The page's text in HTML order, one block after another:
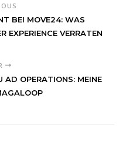
BEI MOVE24: WAS
EXPERIENCE VERRATEN
AD OPERATIONS: MEINE